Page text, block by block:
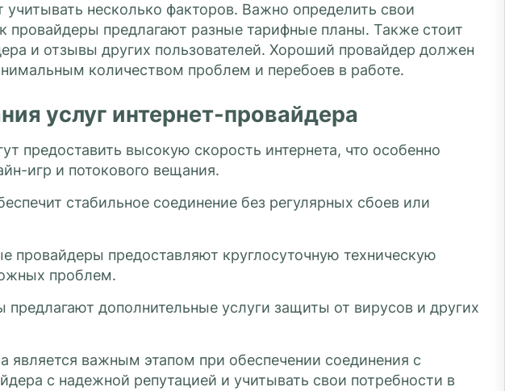
несколько факторов. Важно определить свои
провайдеры предлагают разные тарифные планы. Также стоит
и отзывы других пользователей. Хороший провайдер должен
количеством проблем и перебоев в работе.
услуг интернет-провайдера
предоставить высокую скорость интернета, что особенно
игр и потокового вещания.
стабильное соединение без регулярных сбоев или
провайдеры предоставляют круглосуточную техническую
проблем.
дополнительные услуги защиты от вирусов и других
является важным этапом при обеспечении соединения с
с надежной репутацией и учитывать свои потребности в